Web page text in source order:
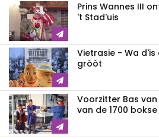
Prins Wannes III
't Stad'uis
Vietrasie - Wa
gròòt
Voorzitter Bas
van de 1700